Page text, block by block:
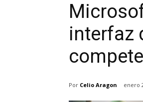
interfaz
Por Celio Aragon enero